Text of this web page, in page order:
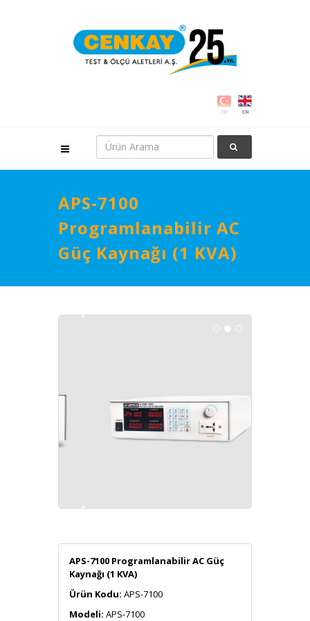
APS-7100
Programlanabilir AC
Güç Kaynağı (1 KVA)
APS-7100 Programlanabilir AC Güç
Kaynağı (1 KVA)
Ürün Kodu: APS-7100
Modeli: APS-7100